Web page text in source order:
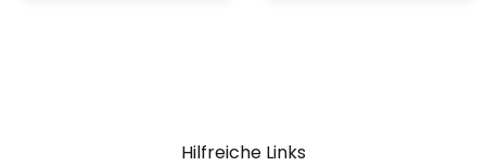
Hilfreiche Links